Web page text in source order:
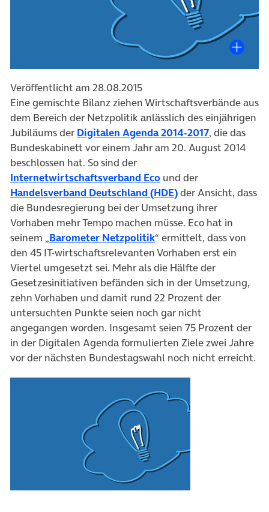
Veröffentlicht am 28.08.2015
Eine gemischte Bilanz ziehen Wirtschaftsverbände aus
dem Bereich der Netzpolitik anlässlich des einjährigen
Jubiläums der Digitalen Agenda 2014-2017(öffnet in
, die das
Bundeskabinett vor einem Jahr am 20. August 2014
beschlossen hat. So sind der
Internetwirtschaftsverband Eco (öffnet in neuem Tab)
und der
Handelsverband Deutschland (HDE)(öffnet in neuem
der Ansicht, dass
die Bundesregierung bei der Umsetzung ihrer
Vorhaben mehr Tempo machen müsse. Eco hat in
seinem „Barometer Netzpolitik(öffnet in neuem Tab)
“ ermittelt, dass von
den 45 IT-wirtschaftsrelevanten Vorhaben erst ein
Viertel umgesetzt sei. Mehr als die Hälfte der
Gesetzesinitiativen befänden sich in der Umsetzung,
zehn Vorhaben und damit rund 22 Prozent der
untersuchten Punkte seien noch gar nicht
angegangen worden. Insgesamt seien 75 Prozent der
in der Digitalen Agenda formulierten Ziele zwei Jahre
vor der nächsten Bundestagswahl noch nicht erreicht.